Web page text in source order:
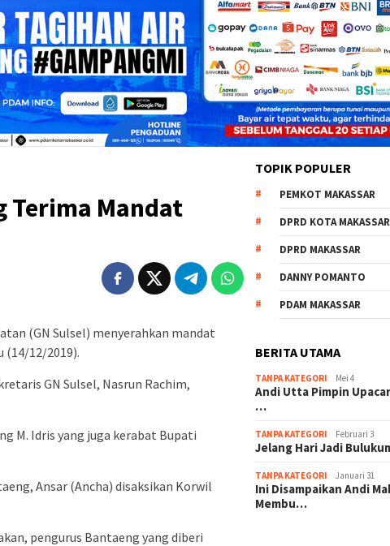
Terima Mandat
(GN Sulsel) menyerahkan mandat
(14/12/2019).
GN Sulsel, Nasrun Rachim,
M. Idris yang juga kerabat Bupati
Ansar (Ancha) disaksikan Korwil
pengurus Bantaeng yang diberi
TOPIK POPULER
PEMKOT MAKASSAR
DPRD KOTA MAKASSAR
DPRD MAKASSAR
DANNY POMANTO
PDAM MAKASSAR
BERITA UTAMA
TANPA KATEGORI Mei 4
Andi Utta Pimpin
…
TANPA KATEGORI Februari 3
Jelang Hari Jadi
TANPA KATEGORI Januari 31
Ini Disampaikan Andi
Membu…